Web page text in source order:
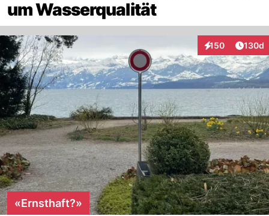
um Wasserqualität
150
Interaktionen130d
«Ernsthaft?»